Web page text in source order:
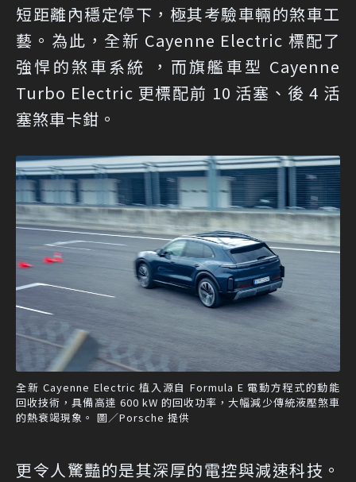
短距離內穩定停下，極其考驗車輛的煞車工
藝。為此，全新 Cayenne Electric 標配了
強悍的煞車系統 ，而旗艦車型 Cayenne
Turbo Electric 更標配前 10 活塞、後 4 活
塞煞車卡鉗。
全新 Cayenne Electric 植入源自 Formula E 電動方程式的動能
回收技術，具備高達 600 kW 的回收功率，大幅減少傳統液壓煞車
的熱衰竭現象。 圖／Porsche 提供
更令人驚豔的是其深厚的電控與減速科技。